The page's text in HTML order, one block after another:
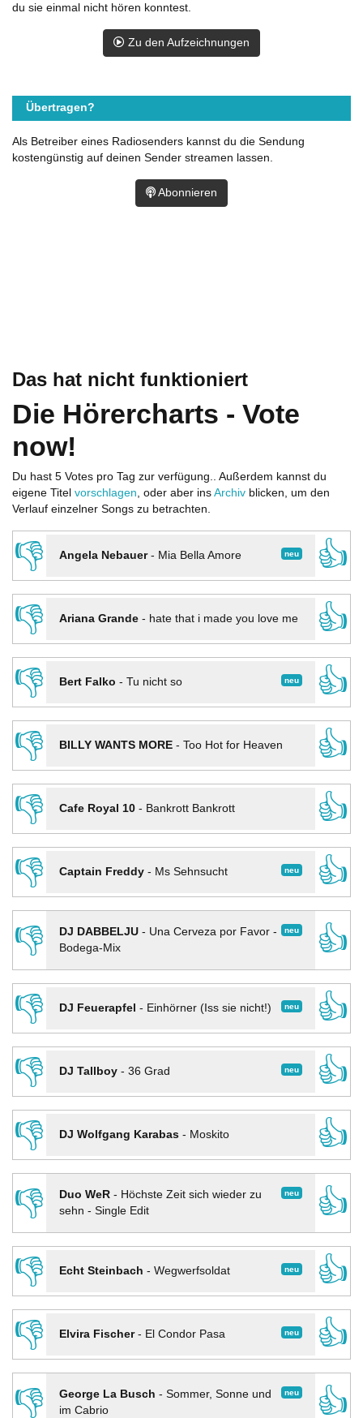
Das hat nicht funktioniert
Die Hörercharts - Vote
now!
Du hast 5 Votes pro Tag zur verfügung.. Außerdem kannst du
eigene Titel vorschlagen, oder aber ins Archiv blicken, um den
Verlauf einzelner Songs zu betrachten.
👎 neu
Angela Nebauer- Mia Bella Amore
👍
👎
Ariana Grande- hate that i made you love me
👍
👎
neu
Bert Falko - Tu nicht so
👍
👎
BILLY WANTS MORE- Too Hot for Heaven
👍
👎
Cafe Royal 10- Bankrott Bankrott
👍
👎
neu
Captain Freddy- Ms Sehnsucht
👍
👎
neu
DJ DABBELJU- Una Cerveza por Favor -
Bodega-Mix
👍
👎
neu
DJ Feuerapfel - Einhörner (Iss sie nicht!)
👍
👎
neu
DJ Tallboy- 36 Grad
👍
👎
DJ Wolfgang Karabas- Moskito
👍
👎
neu
Duo WeR- Höchste Zeit sich wieder zu
sehn - Single Edit
👍
👎
neu
Echt Steinbach - Wegwerfsoldat
👍
👎
neu
Elvira Fischer- El Condor Pasa
👍
👎
neu
George La Busch - Sommer, Sonne und
im Cabrio
👍
du sie einmal nicht hören konntest.
Zu den Aufzeichnungen
Übertragen?
Als Betreiber eines Radiosenders kannst du die Sendung
kostengünstig auf deinen Sender streamen lassen.
Abonnieren